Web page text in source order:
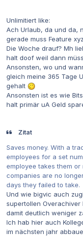
Unlimitiert like:
Ach Urlaub, da und da,
gerade muss Feature
Die Woche drauf? Mh
halt doof weil dann
Ansonsten, wo und
gleich meine 365 Tage
gehalt
Ansonsten ist es wie
halt primär uA Geld
Zitat
Saves money. With a
employees for a set
employee takes them or
companies are no
days they failed to take.
Und wie bigvic auch
supertollen Overachiver
damit deutlich weniger
Ich hab hier auch
im nächsten jahr